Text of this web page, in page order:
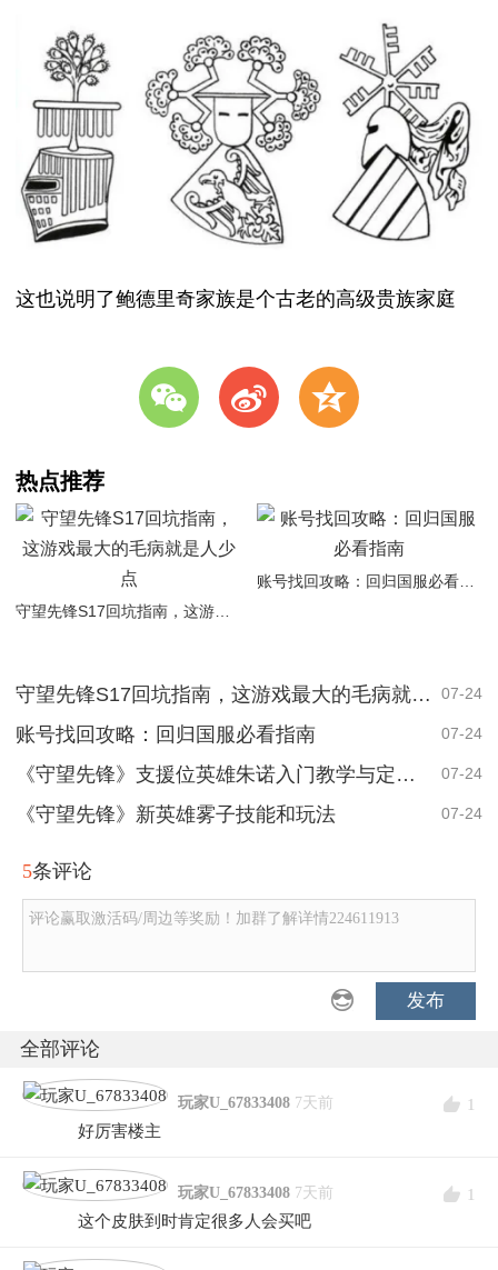
这也说明了鲍德里奇家族是个古老的高级贵族家庭
w t z
热点推荐
守望先锋S17回坑指南，这游戏最大的毛病就是人少点
账号找回攻略：回归国服必看指南
守望先锋S17回坑指南，这游戏最大的毛病就是人少点 07-24
账号找回攻略：回归国服必看指南 07-24
《守望先锋》支援位英雄朱诺入门教学与定位简析 07-24
《守望先锋》新英雄雾子技能和玩法 07-24
5条评论
评论赢取激活码/周边等奖励！加群了解详情224611913
发布
全部评论
玩家U_67833408 7天前
1
好厉害楼主
玩家U_67833408 7天前
1
这个皮肤到时肯定很多人会买吧